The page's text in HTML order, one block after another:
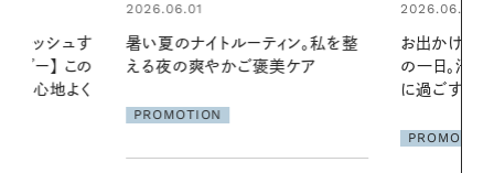
ン。私を整
ケア
2026.06.01
お出かけ前のひと手間で変わる、夏
の一日。汗ばむ季節を「ごきげん」
2026.07.21
リーとの重